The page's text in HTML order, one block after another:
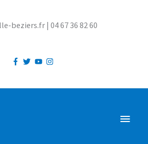
beziers.fr | 04 67 36 82 60